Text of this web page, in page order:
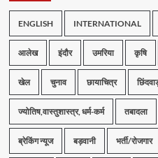
ENGLISH INTERNATIONAL
आलेख इंदौर उमरिया कृषि
खेल चुनाव छायाचित्र
ज्योतिष,वास्तुशास्त्र, धर्म-कर्म तबादला
ब्रेकिंग न्यूज बड़वानी भर्ती/रोजगार